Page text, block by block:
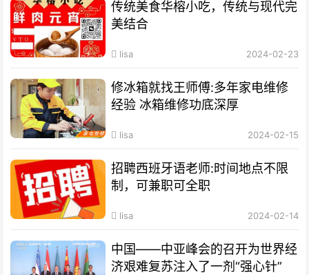
传统美食华榕小吃，传统与现代完
美结合
lisa 2024-02-23
修冰箱就找王师傅:多年家电维修
经验 冰箱维修功底深厚
lisa 2024-02-15
招聘西班牙语老师:时间地点不限
制，可兼职可全职
lisa 2024-02-14
中国——中亚峰会的召开为世界经
济艰难复苏注入了一剂“强心针”